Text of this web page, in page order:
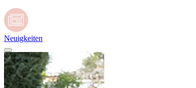
Neuigkeiten